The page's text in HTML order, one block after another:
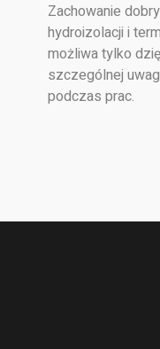
Zachowanie
hydroizolacji i
możliwa tylko
szczególnej
podczas prac.